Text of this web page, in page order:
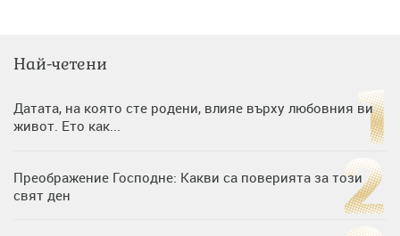
Най-четени
Датата, на която сте родени, влияе върху любовния ви
живот. Ето как...
Преображение Господне: Какви са поверията за този
свят ден